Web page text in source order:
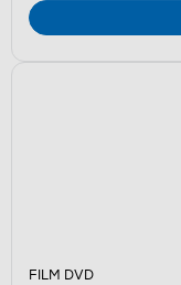
FILM DVD